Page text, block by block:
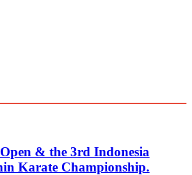
& the 3rd Indonesia
Karate Championship.